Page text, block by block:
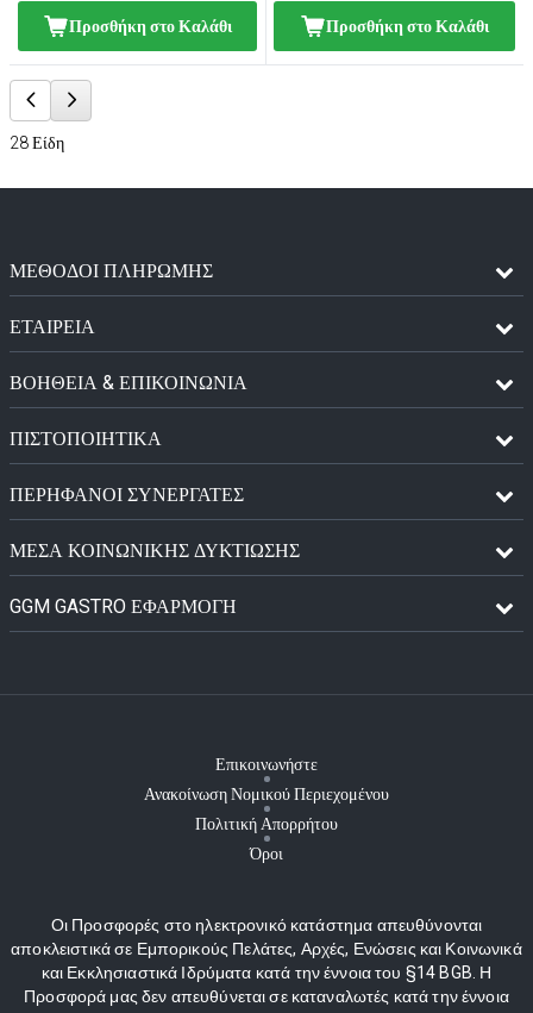
Προσθήκη στο Καλάθι Προσθήκη στο Καλάθι
28Είδη
ΜΈΘΟΔΟΙ ΠΛΗΡΩΜΉΣ
ΕΤΑΙΡΕΙΑ
ΒΟΗΘΕΙΑ & ΕΠΙΚΟΙΝΩΝΙΑ
ΠΙΣΤΟΠΟΙΗΤΙΚΆ
ΠΕΡΉΦΑΝΟΙ ΣΥΝΕΡΓΆΤΕΣ
ΜΈΣΑ ΚΟΙΝΩΝΙΚΉΣ ΔΥΚΤΊΩΣΗΣ
GGM GASTRO ΕΦΑΡΜΟΓΉ
Επικοινωνήστε
Ανακοίνωση Νομικού Περιεχομένου
Πολιτική Απορρήτου
Όροι
Οι Προσφορές στο ηλεκτρονικό κατάστημα απευθύνονται
αποκλειστικά σε Εμπορικούς Πελάτες, Αρχές, Ενώσεις και Κοινωνικά
και Εκκλησιαστικά Ιδρύματα κατά την έννοια του §14 BGB. Η
Προσφορά μας δεν απευθύνεται σε καταναλωτές κατά την έννοια